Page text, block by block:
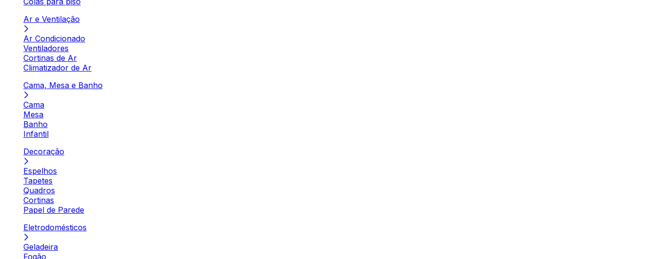
Ar e Ventilação
Ar Condicionado
Ventiladores
Cortinas de Ar
Climatizador de Ar
Cama, Mesa e Banho
Cama
Mesa
Banho
Infantil
Decoração
Espelhos
Tapetes
Quadros
Cortinas
Papel de Parede
Eletrodomésticos
Geladeira
Fogão